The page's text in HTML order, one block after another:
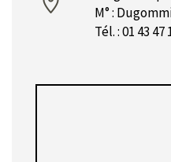
M° :
Tél. : 01 43 47